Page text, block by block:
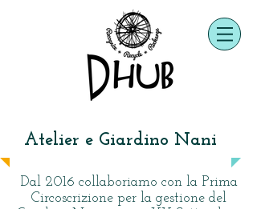
Atelier e Giardino Nani
Dal 2016 collaboriamo con la Prima
Circoscrizione per la gestione del